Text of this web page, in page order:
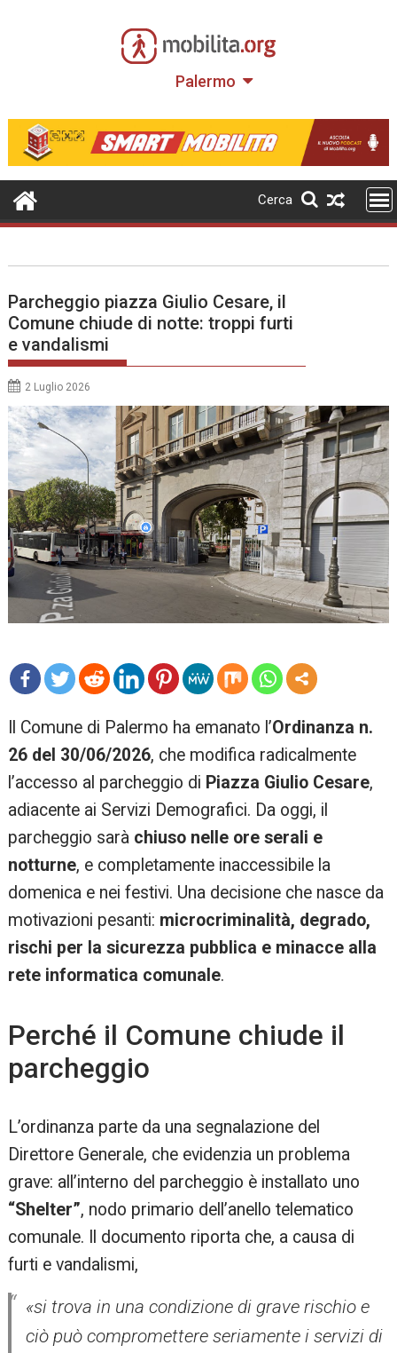
Palermo
Cerca
Parcheggio piazza Giulio Cesare, il
Comune chiude di notte: troppi furti
e vandalismi
2 Luglio 2026
re
Il Comune di Palermo ha emanato l’Ordinanza n.
26 del 30/06/2026, che modifica radicalmente
l’accesso al parcheggio di Piazza Giulio Cesare,
adiacente ai Servizi Demografici. Da oggi, il
parcheggio sarà chiuso nelle ore serali e
notturne, e completamente inaccessibile la
domenica e nei festivi. Una decisione che nasce da
motivazioni pesanti: microcriminalità, degrado,
rischi per la sicurezza pubblica e minacce alla
rete informatica comunale.
Perché il Comune chiude il
parcheggio
L’ordinanza parte da una segnalazione del
Direttore Generale, che evidenzia un problema
grave: all’interno del parcheggio è installato uno
“Shelter”, nodo primario dell’anello telematico
comunale. Il documento riporta che, a causa di
furti e vandalismi,
«si trova in una condizione di grave rischio e
ciò può compromettere seriamente i servizi di